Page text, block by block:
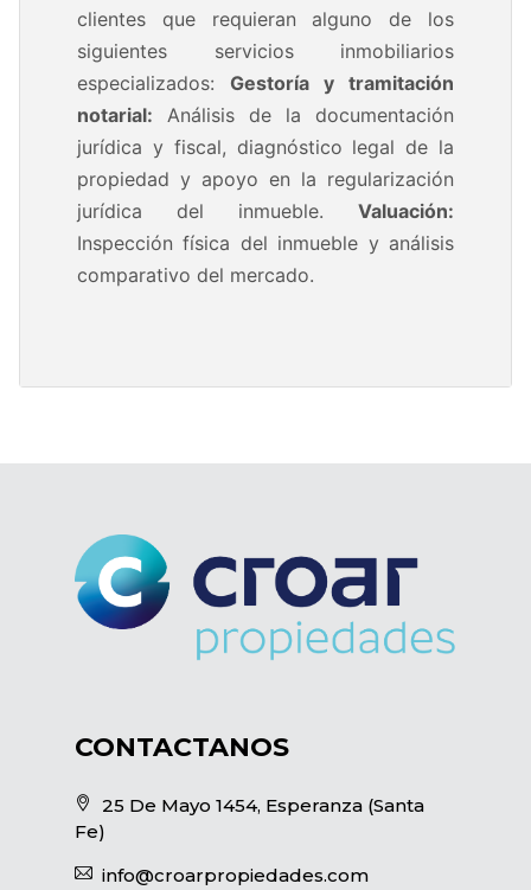
clientes que requieran alguno de los
siguientes servicios inmobiliarios
especializados: Gestoría y tramitación
notarial: Análisis de la documentación
jurídica y fiscal, diagnóstico legal de la
propiedad y apoyo en la regularización
jurídica del inmueble. Valuación:
Inspección física del inmueble y análisis
comparativo del mercado.
CONTACTANOS
25 De Mayo 1454, Esperanza (Santa
Fe)
info@croarpropiedades.com